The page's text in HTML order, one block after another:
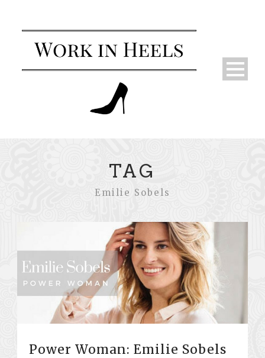
TAG
Emilie Sobels
Power Woman: Emilie Sobels